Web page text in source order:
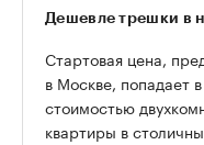
Дешевле трешки в
Стартовая цена,
в Москве, попадает
стоимостью
квартиры в